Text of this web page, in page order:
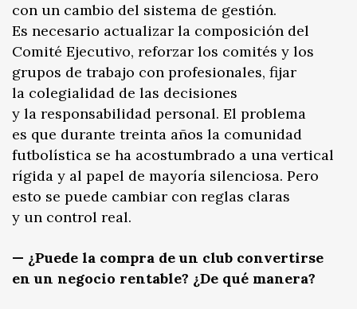
con un cambio del sistema de gestión.
Es necesario actualizar la composición del
Comité Ejecutivo, reforzar los comités y los
grupos de trabajo con profesionales, fijar
la colegialidad de las decisiones
y la responsabilidad personal. El problema
es que durante treinta años la comunidad
futbolística se ha acostumbrado a una vertical
rígida y al papel de mayoría silenciosa. Pero
esto se puede cambiar con reglas claras
y un control real.
— ¿Puede la compra de un club convertirse
en un negocio rentable? ¿De qué manera?